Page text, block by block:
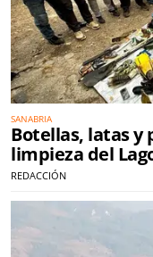
SANABRIA
Botellas, latas y
limpieza del
REDACCIÓN